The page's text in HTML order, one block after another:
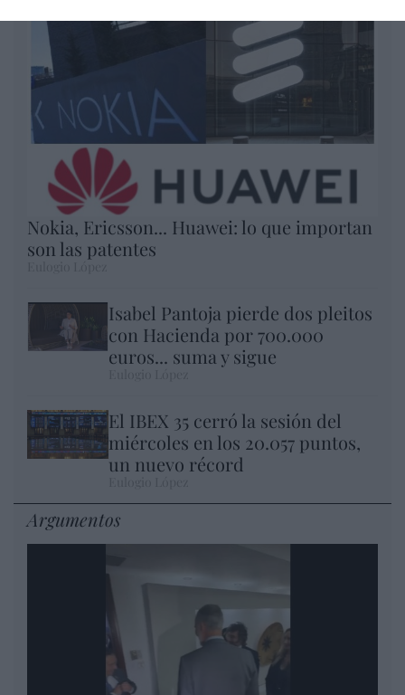
Nokia, Ericsson... Huawei: lo que importan
son las patentes
Isabel Pantoja pierde dos pleitos
con Hacienda por 700.000
euros... suma y sigue
El IBEX 35 cerró la sesión del
miércoles en los 20.057 puntos,
un nuevo récord
Argumentos